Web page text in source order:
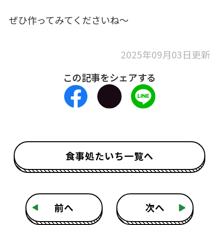
ぜひ作ってみてくださいね～
2025年09月03日更新
この記事をシェアする
前へ
食事処たいち一覧へ
次へ